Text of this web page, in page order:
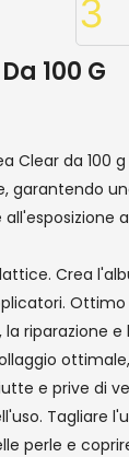
100 G
Clear da 100
garantendo
lattice. Crea
Ottimo
riparazione e
e prive di
Tagliare
perle e